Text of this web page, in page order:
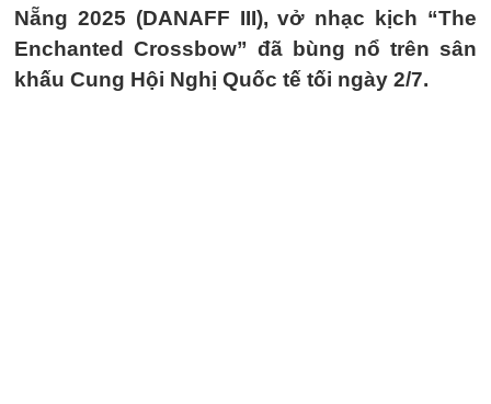
Nẵng 2025 (DANAFF III), vở nhạc kịch “The
Enchanted Crossbow” đã bùng nổ trên sân
khấu Cung Hội Nghị Quốc tế tối ngày 2/7.